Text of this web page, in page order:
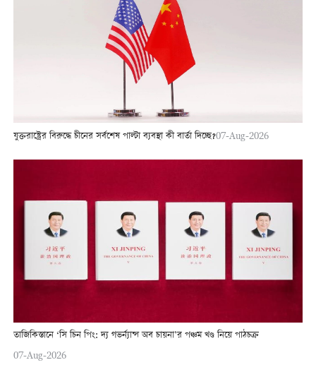
যুক্তরাষ্ট্রের বিরুদ্ধে চীনের সর্বশেষ পাল্টা ব্যবস্থা কী বার্তা দিচ্ছে?07-Aug-2026
তাজিকিস্তানে ‘সি চিন পিং: দ্য গভর্ন্যান্স অব চায়না’র পঞ্চম খণ্ড নিয়ে পাঠচক্র
07-Aug-2026